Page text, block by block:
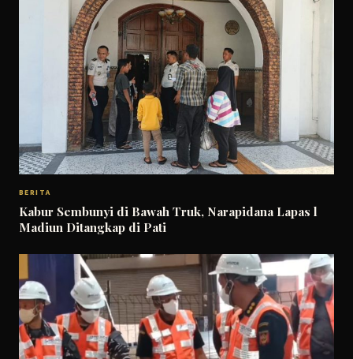
BERITA
Kabur Sembunyi di Bawah Truk, Narapidana Lapas l
Madiun Ditangkap di Pati